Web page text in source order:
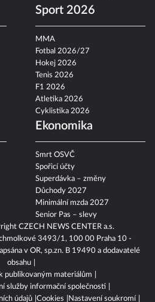
CZECH NEWS CENTER a.s.
3493/1, 100 00 Praha 10 -
v OR, sp.zn. B 19490 a dodavatelé
obsahu
publikovaným materiálům
služby informační společnosti
údajů Cookies Nastavení soukromí
Sport 2026
MMA
Fotbal 2026/27
Hokej 2026
Tenis 2026
F1 2026
Atletika 2026
Cyklistika 2026
Ekonomika
Smrt OSVČ
Spořicí účty
Superdávka – změny
Důchody 2027
Minimální mzda 2027
Senior Pas – slevy